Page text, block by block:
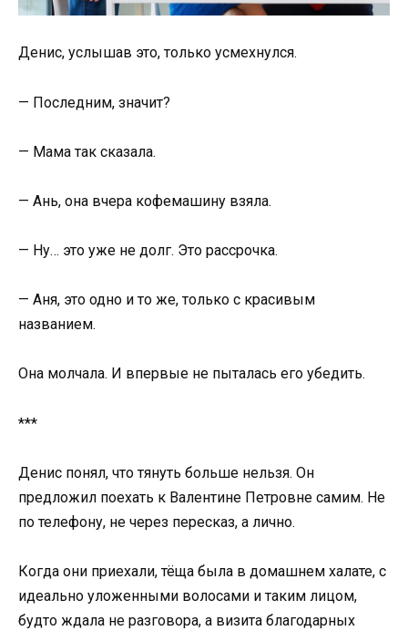
Денис, услышав это, только усмехнулся.
— Последним, значит?
— Мама так сказала.
— Ань, она вчера кофемашину взяла.
— Ну… это уже не долг. Это рассрочка.
— Аня, это одно и то же, только с красивым
названием.
Она молчала. И впервые не пыталась его убедить.
***
Денис понял, что тянуть больше нельзя. Он
предложил поехать к Валентине Петровне самим. Не
по телефону, не через пересказ, а лично.
Когда они приехали, тёща была в домашнем халате, с
идеально уложенными волосами и таким лицом,
будто ждала не разговора, а визита благодарных